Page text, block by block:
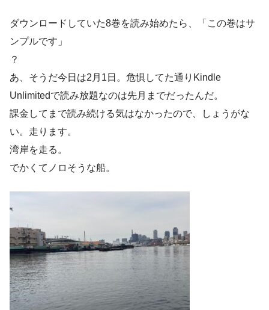
ダウンロードしていた8巻を読み始めたら、「この巻はサ
ンプルです」
？
あ、そうだ今日は2月1日。危惧してた通りKindle
Unlimitedで読み放題なのは先月までだったんだ。
課金してまで読み続ける気はなかったので、しょうがな
い。走ります。
湾岸を走る。
でかくてノロそうな船。